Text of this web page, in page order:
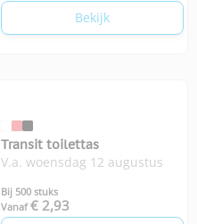
Bekijk
Transit toilettas
V.a. woensdag 12 augustus
Bij 500 stuks
Vanaf € 2,93